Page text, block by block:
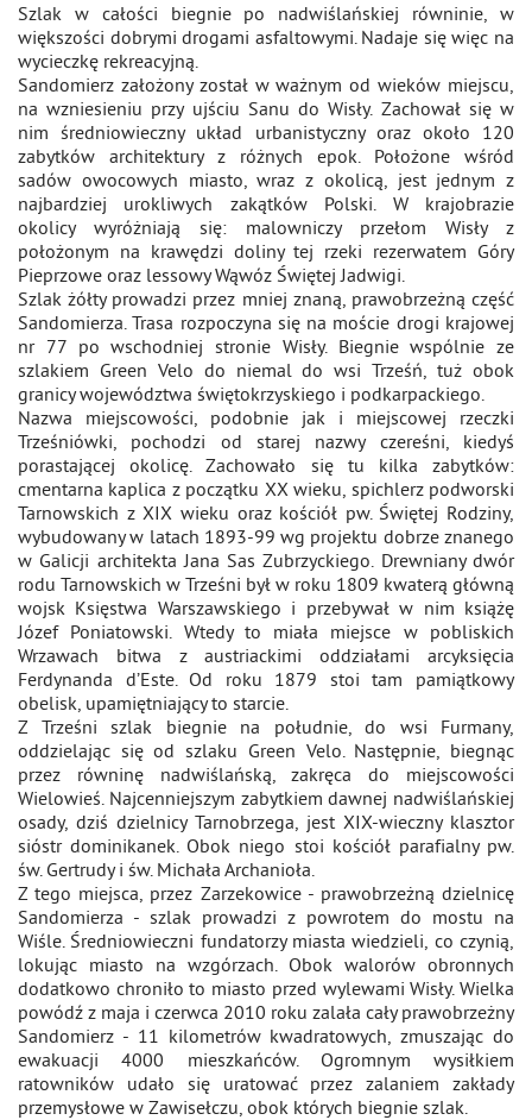
Szlak w całości biegnie po nadwiślańskiej równinie, w
większości dobrymi drogami asfaltowymi. Nadaje się więc na
wycieczkę rekreacyjną.
Sandomierz założony został w ważnym od wieków miejscu,
na wzniesieniu przy ujściu Sanu do Wisły. Zachował się w
nim średniowieczny układ urbanistyczny oraz około 120
zabytków architektury z różnych epok. Położone wśród
sadów owocowych miasto, wraz z okolicą, jest jednym z
najbardziej urokliwych zakątków Polski. W krajobrazie
okolicy wyróżniają się: malowniczy przełom Wisły z
położonym na krawędzi doliny tej rzeki rezerwatem Góry
Pieprzowe oraz lessowy Wąwóz Świętej Jadwigi.
Szlak żółty prowadzi przez mniej znaną, prawobrzeżną część
Sandomierza. Trasa rozpoczyna się na moście drogi krajowej
nr 77 po wschodniej stronie Wisły. Biegnie wspólnie ze
szlakiem Green Velo do niemal do wsi Trześń, tuż obok
granicy województwa świętokrzyskiego i podkarpackiego.
Nazwa miejscowości, podobnie jak i miejscowej rzeczki
Trześniówki, pochodzi od starej nazwy czereśni, kiedyś
porastającej okolicę. Zachowało się tu kilka zabytków:
cmentarna kaplica z początku XX wieku, spichlerz podworski
Tarnowskich z XIX wieku oraz kościół pw. Świętej Rodziny,
wybudowany w latach 1893-99 wg projektu dobrze znanego
w Galicji architekta Jana Sas Zubrzyckiego. Drewniany dwór
rodu Tarnowskich w Trześni był w roku 1809 kwaterą główną
wojsk Księstwa Warszawskiego i przebywał w nim książę
Józef Poniatowski. Wtedy to miała miejsce w pobliskich
Wrzawach bitwa z austriackimi oddziałami arcyksięcia
Ferdynanda d’Este. Od roku 1879 stoi tam pamiątkowy
obelisk, upamiętniający to starcie.
Z Trześni szlak biegnie na południe, do wsi Furmany,
oddzielając się od szlaku Green Velo. Następnie, biegnąc
przez równinę nadwiślańską, zakręca do miejscowości
Wielowieś. Najcenniejszym zabytkiem dawnej nadwiślańskiej
osady, dziś dzielnicy Tarnobrzega, jest XIX-wieczny klasztor
sióstr dominikanek. Obok niego stoi kościół parafialny pw.
św. Gertrudy i św. Michała Archanioła.
Z tego miejsca, przez Zarzekowice - prawobrzeżną dzielnicę
Sandomierza - szlak prowadzi z powrotem do mostu na
Wiśle. Średniowieczni fundatorzy miasta wiedzieli, co czynią,
lokując miasto na wzgórzach. Obok walorów obronnych
dodatkowo chroniło to miasto przed wylewami Wisły. Wielka
powódź z maja i czerwca 2010 roku zalała cały prawobrzeżny
Sandomierz - 11 kilometrów kwadratowych, zmuszając do
ewakuacji 4000 mieszkańców. Ogromnym wysiłkiem
ratowników udało się uratować przez zalaniem zakłady
przemysłowe w Zawisełczu, obok których biegnie szlak.